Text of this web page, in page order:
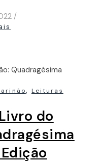
/
, Leituras
do